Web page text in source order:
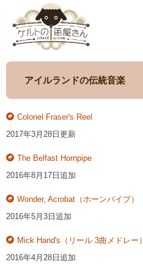
アイルランドの伝統音楽
Colonel Fraser's Reel
2017年3月28日更新
The Belfast Hornpipe
2016年8月17日追加
Wonder, Acrobat（ホーンパイプ）
2016年5月3日追加
Mick Hand's（リール 3曲メドレー）
2016年4月28日追加